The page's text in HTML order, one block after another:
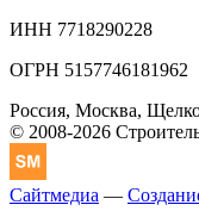
ИНН 7718290228
ОГРН 5157746181962
Россия, Москва,
© 2008-2026
Сайтмедиа —